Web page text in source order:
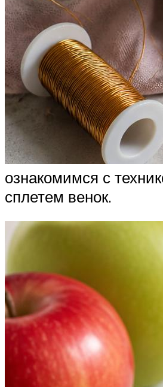
ознакомимся с
сплетем венок.